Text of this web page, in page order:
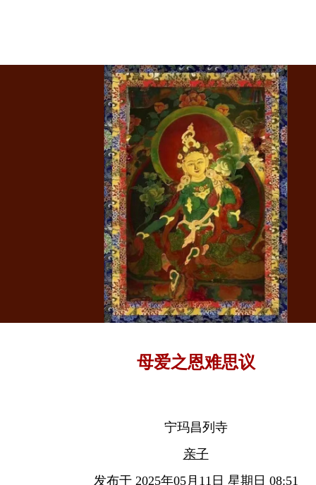
母爱之恩难思议
宁玛昌列寺
亲子
发布于 2025年05月11日 星期日 08:51